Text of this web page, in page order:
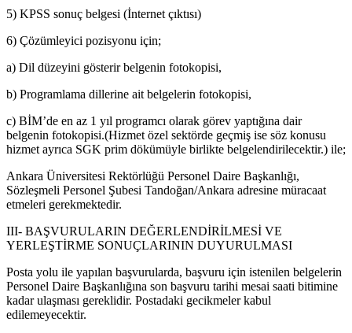
5) KPSS sonuç belgesi (İnternet çıktısı)
6) Çözümleyici pozisyonu için;
a) Dil düzeyini gösterir belgenin fotokopisi,
b) Programlama dillerine ait belgelerin fotokopisi,
c) BİM’de en az 1 yıl programcı olarak görev yaptığına dair
belgenin fotokopisi.(Hizmet özel sektörde geçmiş ise söz konusu
hizmet ayrıca SGK prim dökümüyle birlikte belgelendirilecektir.) ile;
Ankara Üniversitesi Rektörlüğü Personel Daire Başkanlığı,
Sözleşmeli Personel Şubesi Tandoğan/Ankara adresine müracaat
etmeleri gerekmektedir.
III- BAŞVURULARIN DEĞERLENDİRİLMESİ VE
YERLEŞTİRME SONUÇLARININ DUYURULMASI
Posta yolu ile yapılan başvurularda, başvuru için istenilen belgelerin
Personel Daire Başkanlığına son başvuru tarihi mesai saati bitimine
kadar ulaşması gereklidir. Postadaki gecikmeler kabul
edilemeyecektir.